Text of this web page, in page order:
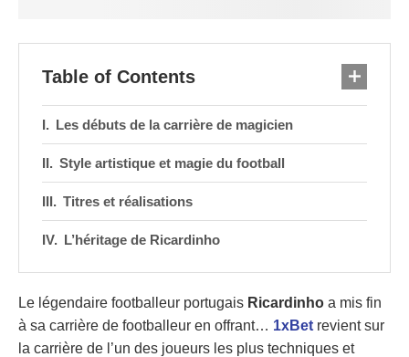
Table of Contents
Les débuts de la carrière de magicien
Style artistique et magie du football
Titres et réalisations
L’héritage de Ricardinho
Le légendaire footballeur portugais Ricardinho a mis fin
à sa carrière de footballeur en offrant… 1xBet revient sur
la carrière de l’un des joueurs les plus techniques et